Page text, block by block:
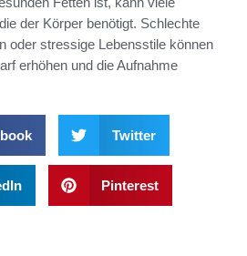
der Körper benötigt. Schlechte
oder stressige Lebensstile können
erhöhen und die Aufnahme
Twitter
Pinterest